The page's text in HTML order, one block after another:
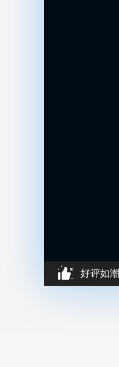
好评如潮